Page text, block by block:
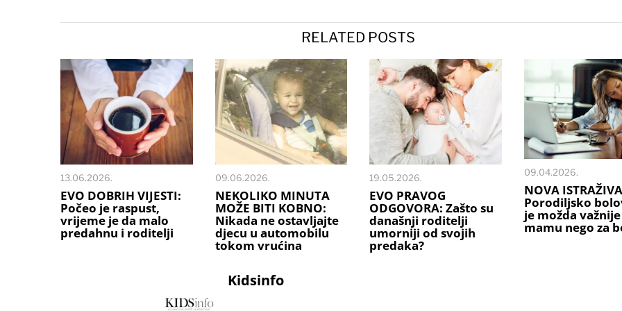
RELATED POSTS
13.06.2026.
EVO DOBRIH VIJESTI:
Počeo je raspust,
vrijeme je da malo
predahnu i roditelji
09.06.2026.
NEKOLIKO MINUTA
MOŽE BITI KOBNO:
Nikada ne ostavljajte
djecu u automobilu
tokom vrućina
19.05.2026.
EVO PRAVOG
ODGOVORA: Zašto su
današnji roditelji
umorniji od svojih
predaka?
09.04.2026.
NOVA
Porodiljsko
je možda važnije
mamu nego za
Kidsinfo